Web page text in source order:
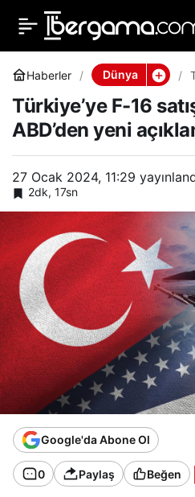
Haberler Dünya
Türkiye’ye F-16
ABD’den yeni
27 Ocak 2024, 11:29
2dk, 17sn
Google'da Abone Ol
0 Paylaş Beğen
Türkiye’ye F-16 satışı
yapılacak mı? ABD’den
yeni açıklama